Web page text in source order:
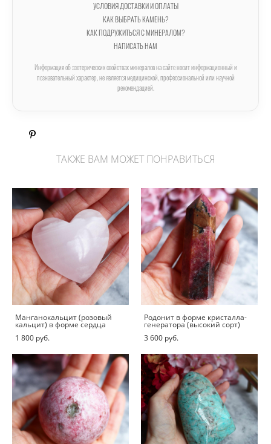
УСЛОВИЯ ДОСТАВКИ И ОПЛАТЫ
КАК ВЫБРАТЬ КАМЕНЬ?
КАК ПОДРУЖИТЬСЯ С МИНЕРАЛОМ?
НАПИСАТЬ НАМ
Информация об эзотерических свойствах минералов на сайте носит информационный и
познавательный характер, не является медицинской, профессиональной или научной
рекомендацией.
ТАКЖЕ ВАМ МОЖЕТ ПОНРАВИТЬСЯ
Манганокальцит (розовый
кальцит) в форме сердца
1 800 pуб.
Родонит в форме кристалла-
генератора (высокий сорт)
3 600 pуб.